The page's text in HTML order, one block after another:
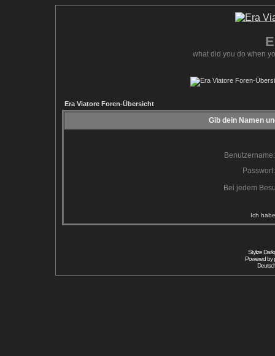
what did you do when
Era Viatore Foren-Übersicht
Gib dein Namen
Benutzername:
Passwort:
Bei jedem
Ich
Stylize
Powered by